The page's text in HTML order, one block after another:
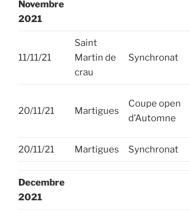
Novembre
2021
11/11/21
Saint
Martin de
crau
Synchronat
20/11/21 Martigues
Coupe open
d’Automne
20/11/21 Martigues Synchronat
Decembre
2021